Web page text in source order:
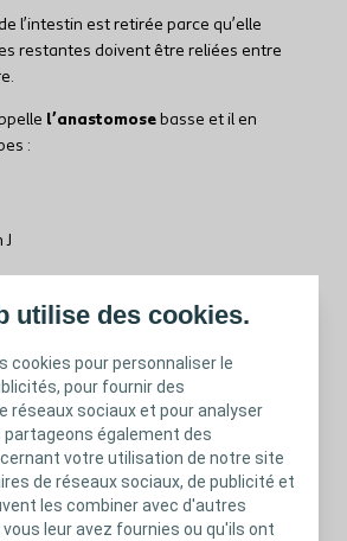
utilise des cookies.
cookies pour personnaliser le
pour fournir des
réseaux sociaux et pour analyser
également des
votre utilisation de notre site
de réseaux sociaux, de publicité et
les combiner avec d'autres
leur avez fournies ou qu'ils ont
l’intestin est retirée parce qu’elle
restantes doivent être reliées entre
l’anastomose basse et il en
:
J
d’incontinence fécale4 .